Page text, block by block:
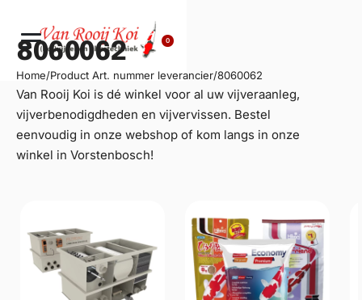
0
8060062
Home/Product Art. nummer leverancier/8060062
Van Rooij Koi is dé winkel voor al uw vijveraanleg,
vijverbenodigdheden en vijvervissen. Bestel
eenvoudig in onze webshop of kom langs in onze
winkel in Vorstenbosch!